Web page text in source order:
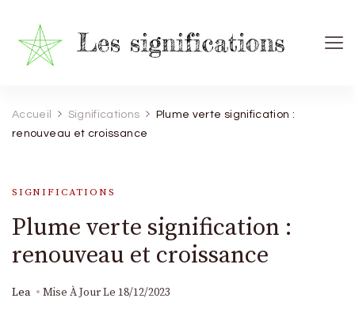
Accueil Significations
Plume verte signification :
renouveau et croissance
SIGNIFICATIONS
Plume verte signification :
renouveau et croissance
Lea Mise À Jour Le 18/12/2023